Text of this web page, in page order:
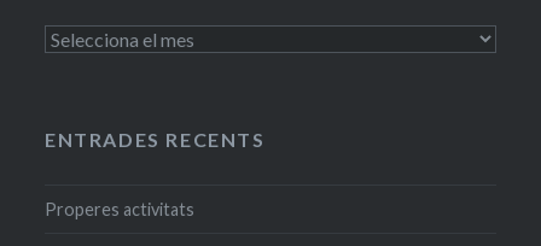
Entrades
ENTRADES RECENTS
Properes activitats